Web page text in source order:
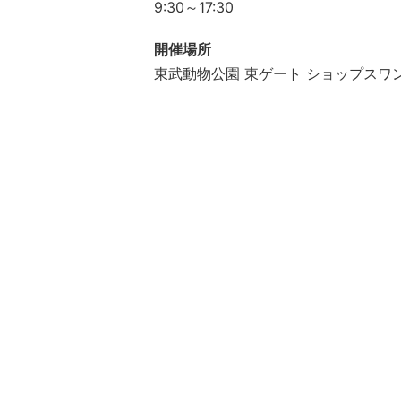
9:30～17:30
開催場所
東武動物公園 東ゲート ショップスワ